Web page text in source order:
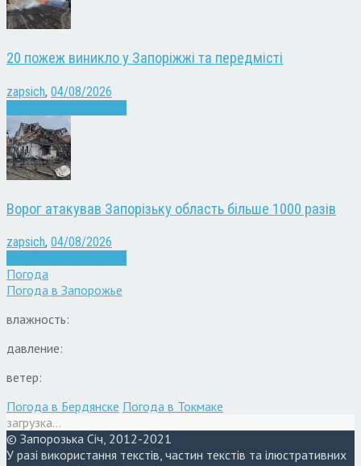
20 пожеж виникло у Запоріжжі та передмісті
zapsich, 04/08/2026
Ворог атакував Запорізьку область більше 1000 разів
zapsich, 04/08/2026
Погода
Погода в Запорожье
влажность:
давление:
ветер:
Погода в Бердянске Погода в Токмаке
загрузка...
© Запорозька Січ, 2012-2021
У разі використання текстів, частин текстів та ілюстративних